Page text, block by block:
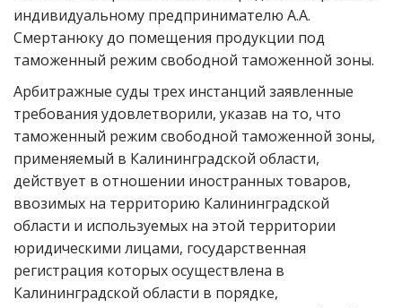
индивидуальному предпринимателю А.А.
Смертанюку до помещения продукции под
таможенный режим свободной таможенной зоны.
Арбитражные суды трех инстанций заявленные
требования удовлетворили, указав на то, что
таможенный режим свободной таможенной зоны,
применяемый в Калининградской области,
действует в отношении иностранных товаров,
ввозимых на территорию Калининградской
области и используемых на этой территории
юридическими лицами, государственная
регистрация которых осуществлена в
Калининградской области в порядке,